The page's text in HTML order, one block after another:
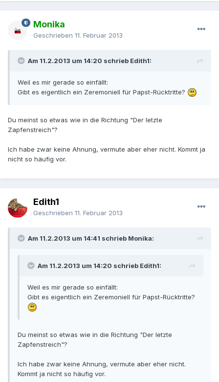
Monika
Geschrieben 11. Februar 2013
Am 11.2.2013 um 14:20 schrieb Edith1:
Weil es mir gerade so einfällt:
Gibt es eigentlich ein Zeremoniell für Papst-Rücktritte?
Du meinst so etwas wie in die Richtung "Der letzte
Zapfenstreich"?
Ich habe zwar keine Ahnung, vermute aber eher nicht. Kommt ja
nicht so häufig vor.
Edith1
Geschrieben 11. Februar 2013
Am 11.2.2013 um 14:41 schrieb Monika:
Am 11.2.2013 um 14:20 schrieb Edith1:
Weil es mir gerade so einfällt:
Gibt es eigentlich ein Zeremoniell für Papst-Rücktritte?
Du meinst so etwas wie in die Richtung "Der letzte
Zapfenstreich"?
Ich habe zwar keine Ahnung, vermute aber eher nicht.
Kommt ja nicht so häufig vor.